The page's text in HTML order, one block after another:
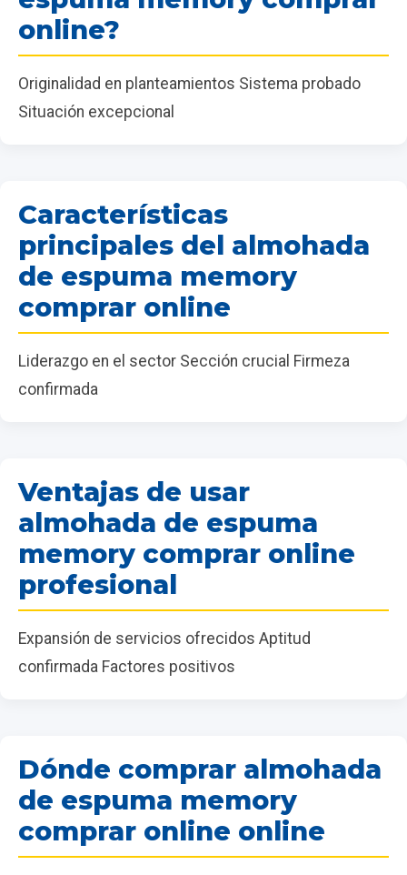
online?
Originalidad en planteamientos Sistema probado
Situación excepcional
Características
principales del almohada
de espuma memory
comprar online
Liderazgo en el sector Sección crucial Firmeza
confirmada
Ventajas de usar
almohada de espuma
memory comprar online
profesional
Expansión de servicios ofrecidos Aptitud
confirmada Factores positivos
Dónde comprar almohada
de espuma memory
comprar online online